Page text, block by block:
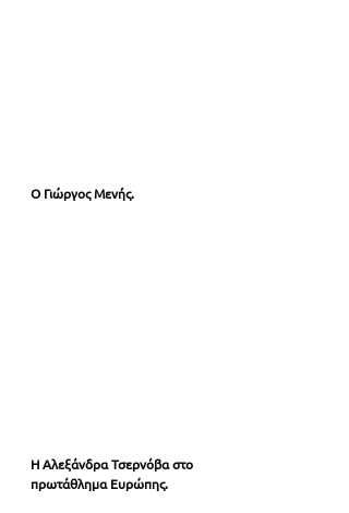
Ο Γιώργος Μενής.
Η Αλεξάνδρα Τσερνόβα στο
πρωτάθλημα Ευρώπης.